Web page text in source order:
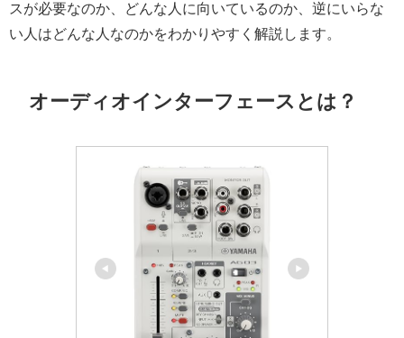
スが必要なのか、どんな人に向いているのか、逆にいらな
い人はどんな人なのかをわかりやすく解説します。
オーディオインターフェースとは？